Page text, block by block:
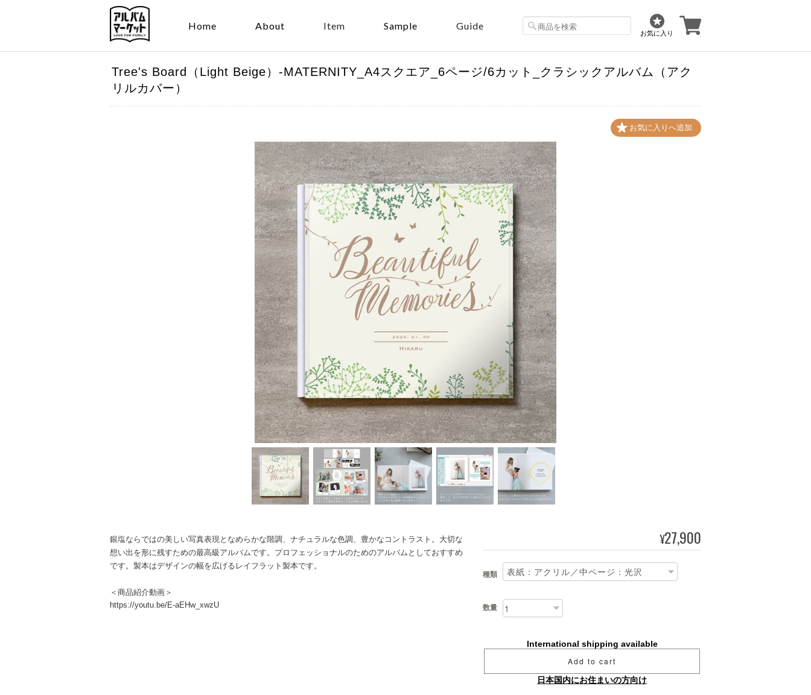
Home About Item Sample Guide
お気に入り
Tree's Board（Light Beige）-MATERNITY_A4スクエア_6ページ/6カット_クラシックアルバム（アク
リルカバー）
銀塩ならではの美しい写真表現となめらかな階調、ナチュラルな色調、豊かなコントラスト。大切な
想い出を形に残すための最高級アルバムです。プロフェッショナルのためのアルバムとしておすすめ
です。製本はデザインの幅を広げるレイフラット製本です。
＜商品紹介動画＞
https://youtu.be/E-aEHw_xwzU
¥27,900
種類
数量
International shipping available
Add to cart
日本国内にお住まいの方向け